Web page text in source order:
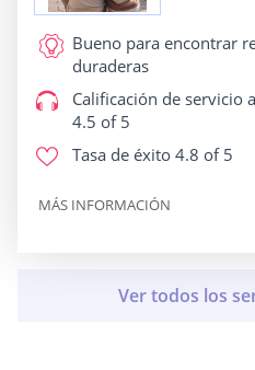
Bueno para encontrar
duraderas
Calificación de servicio
4.5 of 5
Tasa de éxito 4.8 of 5
MÁS INFORMACIÓN